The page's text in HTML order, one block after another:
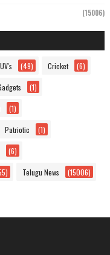
(15006)
(49) Cricket (6)
(1)
(1)
Patriotic (1)
(6)
Telugu News (15006)